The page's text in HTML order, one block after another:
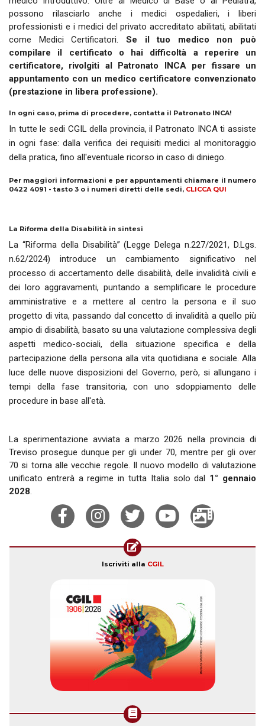
possono rilasciarlo anche i medici ospedalieri, i liberi
professionisti e i medici del privato accreditato abilitati, abilitati
come Medici Certificatori. Se il tuo medico non può
compilare il certificato o hai difficoltà a reperire un
certificatore, rivolgiti al Patronato INCA per fissare un
appuntamento con un medico certificatore convenzionato
(prestazione in libera professione).
In ogni caso, prima di procedere, contatta il Patronato INCA!
In tutte le sedi CGIL della provincia, il Patronato INCA ti assiste
in ogni fase: dalla verifica dei requisiti medici al monitoraggio
della pratica, fino all'eventuale ricorso in caso di diniego.
Per maggiori informazioni e per appuntamenti chiamare il numero
0422 4091 - tasto 3 o i numeri diretti delle sedi, CLICCA QUI
La Riforma della Disabilità in sintesi
La “Riforma della Disabilità” (Legge Delega n.227/2021, D.Lgs.
n.62/2024) introduce un cambiamento significativo nel
processo di accertamento delle disabilità, delle invalidità civili e
dei loro aggravamenti, puntando a semplificare le procedure
amministrative e a mettere al centro la persona e il suo
progetto di vita, passando dal concetto di invalidità a quello più
ampio di disabilità, basato su una valutazione complessiva degli
aspetti medico-sociali, della situazione specifica e della
partecipazione della persona alla vita quotidiana e sociale. Alla
luce delle nuove disposizioni del Governo, però, si allungano i
tempi della fase transitoria, con uno sdoppiamento delle
procedure in base all'età.
La sperimentazione avviata a marzo 2026 nella provincia di
Treviso prosegue dunque per gli under 70, mentre per gli over
70 si torna alle vecchie regole. Il nuovo modello di valutazione
unificato entrerà a regime in tutta Italia solo dal 1° gennaio
2028.
Iscriviti alla CGIL